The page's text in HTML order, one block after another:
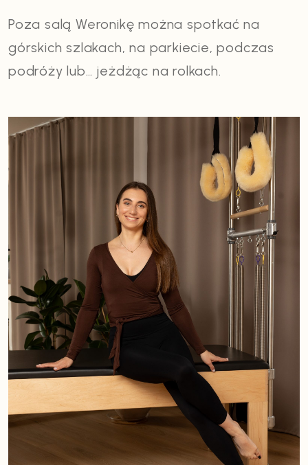
Poza salą Weronikę można spotkać na
górskich szlakach, na parkiecie, podczas
podróży lub… jeżdżąc na rolkach.